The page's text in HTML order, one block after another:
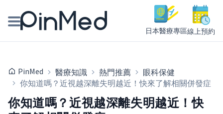
日本醫療專區線上預約
醫師專欄專訪
健康主題館
PinMed 醫療知識 熱門推薦
眼科保健
你知道嗎？近視越深離失明越近！快來了解相關併發症
你知道嗎？近視越深離失明越近！快